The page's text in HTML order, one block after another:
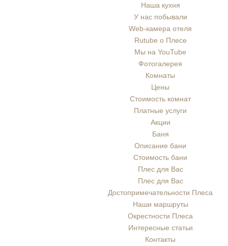
Наша кухня
У нас побывали
Web-камера отеля
Rutube о Плесе
Мы на YouTube
Фотогалерея
Комнаты
Цены
Стоимость комнат
Платные услуги
Акции
Баня
Описание бани
Стоимость бани
Плес для Вас
Плес для Вас
Достопримечательности Плеса
Наши маршруты
Окрестности Плеса
Интересные статьи
Контакты